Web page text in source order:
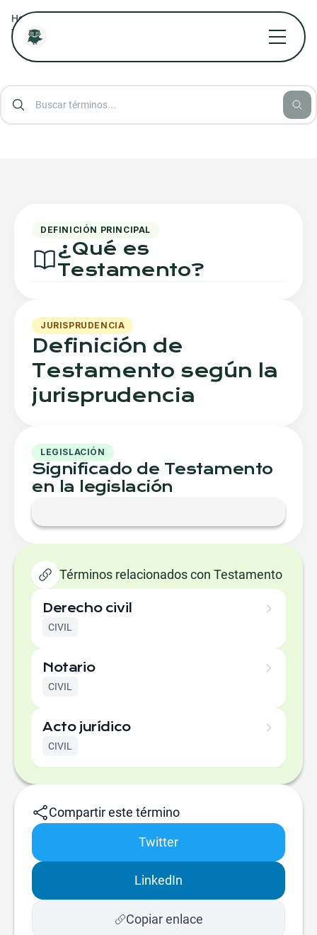
Home
Vocabulario Jurídico Básico de la A a la Z
DEFINICIÓN PRINCIPAL
¿Qué es
Testamento?
JURISPRUDENCIA
Definición de
Testamento según la
jurisprudencia
LEGISLACIÓN
Significado de Testamento
en la legislación
Términos relacionados con Testamento
Derecho civil
CIVIL
Notario
CIVIL
Acto jurídico
CIVIL
Compartir este término
Twitter
LinkedIn
Copiar enlace